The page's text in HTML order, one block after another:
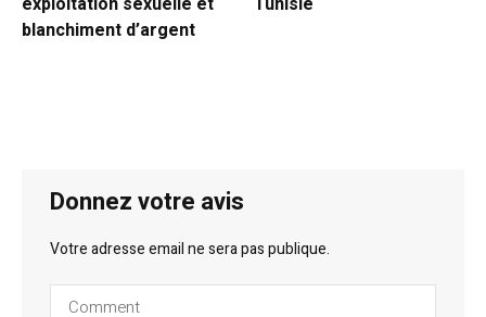
blanchiment d’argent
Donnez votre avis
Votre adresse email ne sera pas publique.